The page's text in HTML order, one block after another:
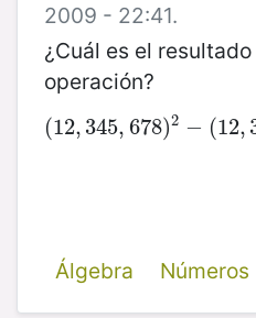
2009 - 22:41.
¿Cuál es el
operación?
(12, 345, 678)2 − (12,
(12,345, 678)2 −( 12,
Álgebra Números